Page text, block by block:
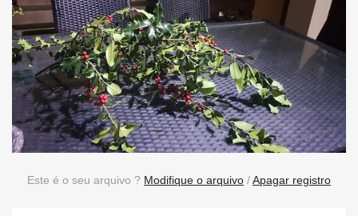
Este é o seu arquivo ? Modifique o arquivo /Apagar registro